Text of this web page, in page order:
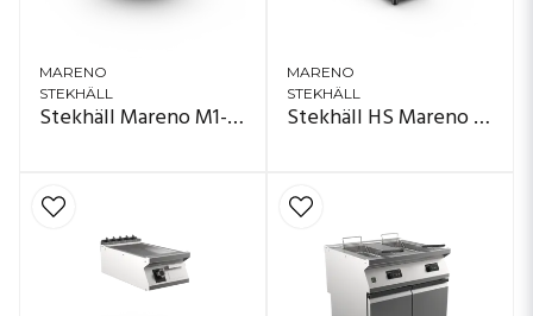
MARENO
STEKHÄLL
Stekhäll Mareno M1-70 FT78ELT#
MARENO
STEKHÄLL
Stekhäll HS Mareno M1-70 FT74ELG#